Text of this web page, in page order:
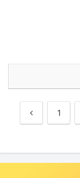
前 1